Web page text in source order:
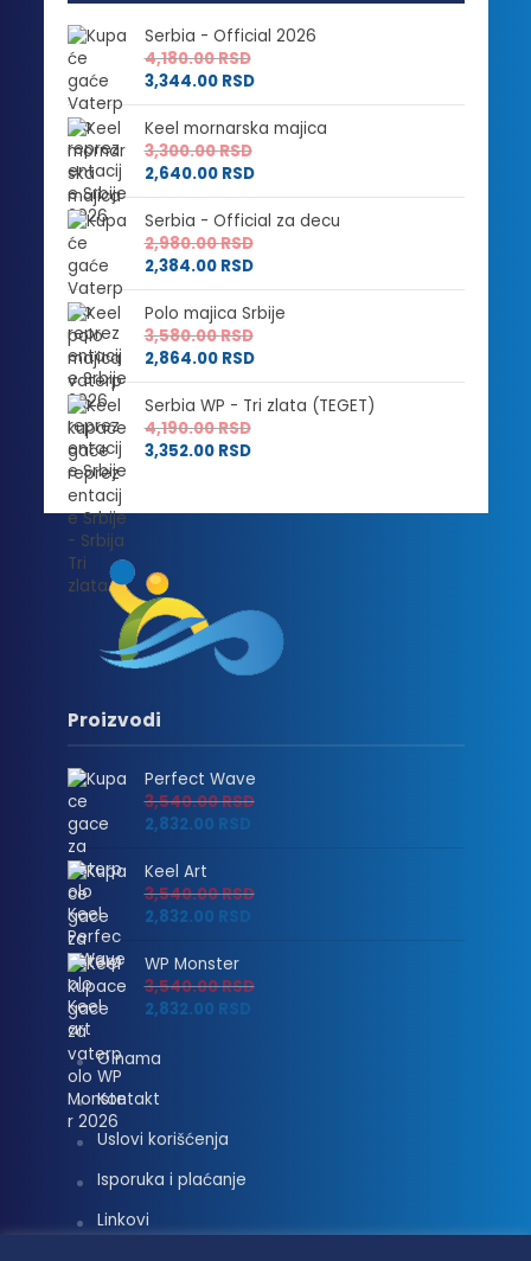
Serbia - Official 2026
4,180.00RSD
3,344.00 RSD
Keel mornarska majica
3,300.00RSD
2,640.00 RSD
Serbia - Official za decu
2,980.00RSD
2,384.00 RSD
Polo majica Srbije
3,580.00RSD
2,864.00 RSD
Serbia WP - Tri zlata (TEGET)
4,190.00RSD
3,352.00 RSD
Proizvodi
Perfect Wave
3,540.00RSD
2,832.00 RSD
Keel Art
3,540.00RSD
2,832.00 RSD
WP Monster
3,540.00RSD
2,832.00 RSD
O nama
Kontakt
Uslovi korišćenja
Isporuka i plaćanje
Linkovi